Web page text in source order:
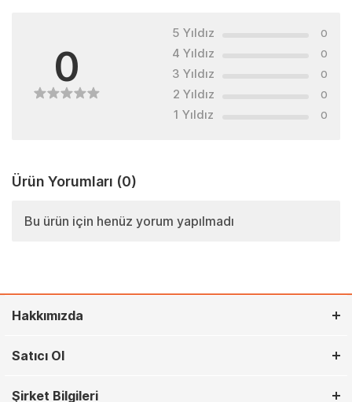
0
5 Yıldız 0
4 Yıldız 0
3 Yıldız 0
2 Yıldız 0
1 Yıldız 0
Ürün Yorumları (0)
Bu ürün için henüz yorum yapılmadı
Hakkımızda
Satıcı Ol
Şirket Bilgileri